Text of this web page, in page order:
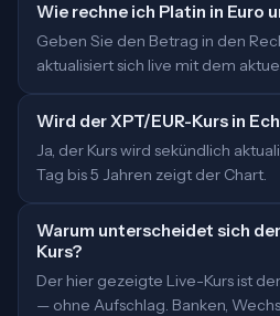
Wie rechne ich Platin in Euro
Geben Sie den Betrag in den
aktualisiert sich live mit dem
Wird der XPT/EUR-Kurs in
Ja, der Kurs wird sekündlich
Tag bis 5 Jahren zeigt der Chart.
Warum unterscheidet sich
Kurs?
Der hier gezeigte Live-Kurs ist
— ohne Aufschlag. Banken,